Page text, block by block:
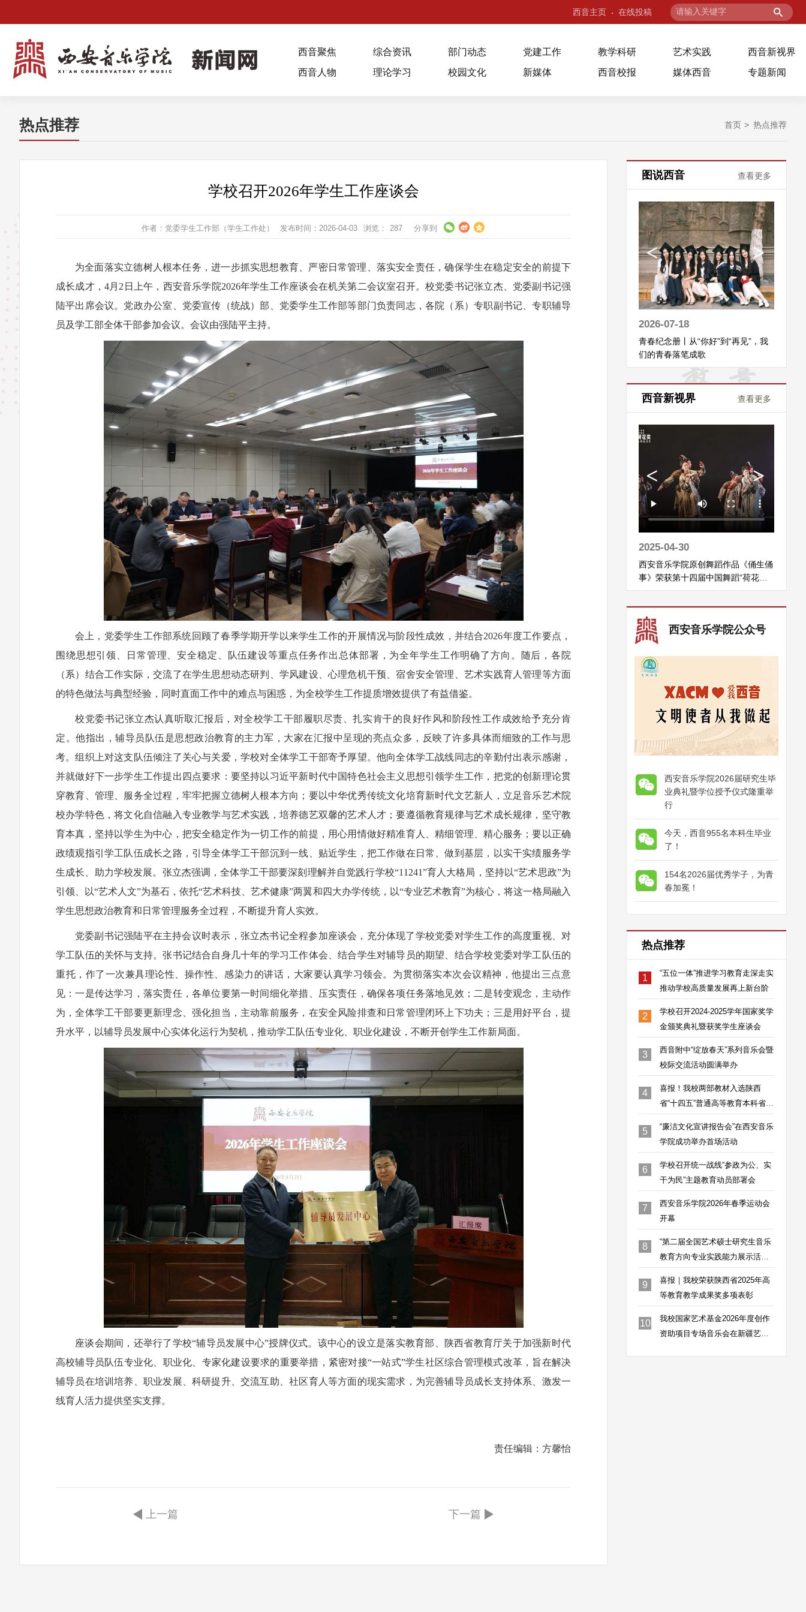
西音主页 在线投稿
西音聚焦 综合资讯 部门动态 党建工作 教学科研 艺术实践
西音新视界
西音人物
理论学习 校园文化 新媒体 西音校报 媒体西音 专题新闻
首页 热点推荐
热点推荐
学校召开2026年学生工作座谈会
作者：党委学生工作部（学生工作处） 发布时间：2026-04-03 浏览： 287 分享到
为全面落实立德树人根本任务，进一步抓实思想教育、严密日常管理、落实安全责任，确保学生在稳定安全的前提下
成长成才，4月2日上午，西安音乐学院2026年学生工作座谈会在机关第二会议室召开。校党委书记张立杰、党委副书记强
陆平出席会议。党政办公室、党委宣传（统战）部、党委学生工作部等部门负责同志，各院（系）专职副书记、专职辅导
员及学工部全体干部参加会议。会议由强陆平主持。
会上，党委学生工作部系统回顾了春季学期开学以来学生工作的开展情况与阶段性成效，并结合2026年度工作要点，
围绕思想引领、日常管理、安全稳定、队伍建设等重点任务作出总体部署，为全年学生工作明确了方向。随后，各院
（系）结合工作实际，交流了在学生思想动态研判、学风建设、心理危机干预、宿舍安全管理、艺术实践育人管理等方面
的特色做法与典型经验，同时直面工作中的难点与困惑，为全校学生工作提质增效提供了有益借鉴。
校党委书记张立杰认真听取汇报后，对全校学工干部履职尽责、扎实肯干的良好作风和阶段性工作成效给予充分肯
定。他指出，辅导员队伍是思想政治教育的主力军，大家在汇报中呈现的亮点众多，反映了许多具体而细致的工作与思
考。组织上对这支队伍倾注了关心与关爱，学校对全体学工干部寄予厚望。他向全体学工战线同志的辛勤付出表示感谢，
并就做好下一步学生工作提出四点要求：要坚持以习近平新时代中国特色社会主义思想引领学生工作，把党的创新理论贯
穿教育、管理、服务全过程，牢牢把握立德树人根本方向；要以中华优秀传统文化培育新时代文艺新人，立足音乐艺术院
校办学特色，将文化自信融入专业教学与艺术实践，培养德艺双馨的艺术人才；要遵循教育规律与艺术成长规律，坚守教
育本真，坚持以学生为中心，把安全稳定作为一切工作的前提，用心用情做好精准育人、精细管理、精心服务；要以正确
政绩观指引学工队伍成长之路，引导全体学工干部沉到一线、贴近学生，把工作做在日常、做到基层，以实干实绩服务学
生成长、助力学校发展。张立杰强调，全体学工干部要深刻理解并自觉践行学校“11241”育人大格局，坚持以“艺术思政”为
引领、以“艺术人文”为基石，依托“艺术科技、艺术健康”两翼和四大办学传统，以“专业艺术教育”为核心，将这一格局融入
学生思想政治教育和日常管理服务全过程，不断提升育人实效。
党委副书记强陆平在主持会议时表示，张立杰书记全程参加座谈会，充分体现了学校党委对学生工作的高度重视、对
学工队伍的关怀与支持。张书记结合自身几十年的学习工作体会、结合学生对辅导员的期望、结合学校党委对学工队伍的
重托，作了一次兼具理论性、操作性、感染力的讲话，大家要认真学习领会。为贯彻落实本次会议精神，他提出三点意
见：一是传达学习，落实责任，各单位要第一时间细化举措、压实责任，确保各项任务落地见效；二是转变观念，主动作
为，全体学工干部要更新理念、强化担当，主动靠前服务，在安全风险排查和日常管理闭环上下功夫；三是用好平台，提
升水平，以辅导员发展中心实体化运行为契机，推动学工队伍专业化、职业化建设，不断开创学生工作新局面。
座谈会期间，还举行了学校“辅导员发展中心”授牌仪式。该中心的设立是落实教育部、陕西省教育厅关于加强新时代
高校辅导员队伍专业化、职业化、专家化建设要求的重要举措，紧密对接“一站式”学生社区综合管理模式改革，旨在解决
辅导员在培训培养、职业发展、科研提升、交流互助、社区育人等方面的现实需求，为完善辅导员成长支持体系、激发一
线育人活力提供坚实支撑。
责任编辑： 方馨怡
上一篇 下一篇
图说西音 查看更多
2026-07-18
青春纪念册丨从“你好”到“再见”，我
们的青春落笔成歌
西音新视界 查看更多
2025-04-30
西安音乐学院原创舞蹈作品《俑生俑
事》荣获第十四届中国舞蹈“荷花
奖”古典舞奖
西安音乐学院公众号
西安音乐学院2026届研究生毕
业典礼暨学位授予仪式隆重举
行
今天，西音955名本科生毕业
了！
154名2026届优秀学子，为青
春加冕！
热点推荐
1
“五位一体”推进学习教育走深走实
推动学校高质量发展再上新台阶
2
学校召开2024-2025学年国家奖学
金颁奖典礼暨获奖学生座谈会
3
西音附中“绽放春天”系列音乐会暨
校际交流活动圆满举办
4
喜报！我校两部教材入选陕西
省“十四五”普通高等教育本科省级
5
“廉洁文化宣讲报告会”在西安音乐
学院成功举办首场活动
6
学校召开统一战线“参政为公、实
干为民”主题教育动员部署会
7
西安音乐学院2026年春季运动会
开幕
8
“第二届全国艺术硕士研究生音乐
教育方向专业实践能力展示活
办
9
喜报｜我校荣获陕西省2025年高
等教育教学成果奖多项表彰
10
我校国家艺术基金2026年度创作
资助项目专场音乐会在新疆艺术